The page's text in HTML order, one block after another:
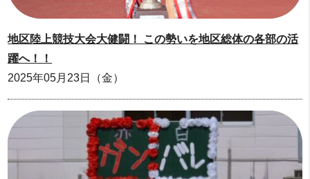
地区陸上競技大会大健闘！ この勢いを地区総体の各部の活
躍へ！！
2025年05月23日（金）